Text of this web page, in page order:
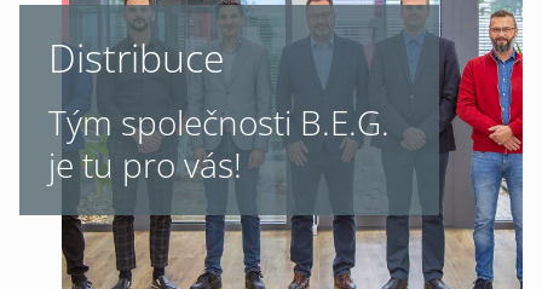
Distribuce
Tým společnosti B.E.G.
je tu pro vás!